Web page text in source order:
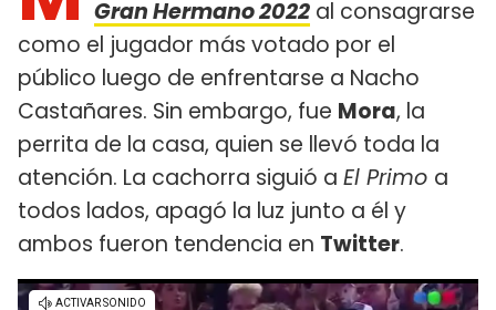
Gran Hermano 2022 al consagrarse
como el jugador más votado por el
público luego de enfrentarse a Nacho
Castañares. Sin embargo, fue Mora, la
perrita de la casa, quien se llevó toda la
atención. La cachorra siguió a El Primo a
todos lados, apagó la luz junto a él y
ambos fueron tendencia en Twitter.